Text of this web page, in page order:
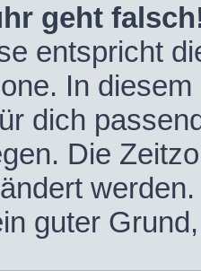
geht
entspricht
In
dich
Die
guter